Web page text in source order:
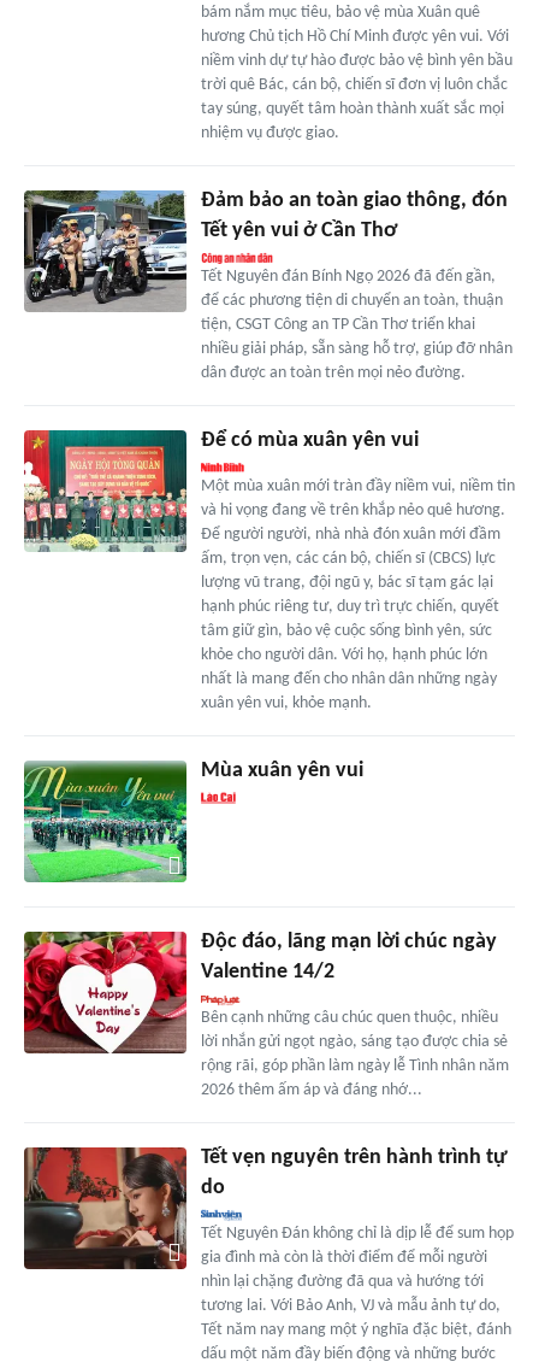
bám nắm mục tiêu, bảo vệ mùa Xuân quê
hương Chủ tịch Hồ Chí Minh được yên vui. Với
niềm vinh dự tự hào được bảo vệ bình yên bầu
trời quê Bác, cán bộ, chiến sĩ đơn vị luôn chắc
tay súng, quyết tâm hoàn thành xuất sắc mọi
nhiệm vụ được giao.
Đảm bảo an toàn giao thông, đón
Tết yên vui ở Cần Thơ
Tết Nguyên đán Bính Ngọ 2026 đã đến gần,
để các phương tiện di chuyển an toàn, thuận
tiện, CSGT Công an TP Cần Thơ triển khai
nhiều giải pháp, sẵn sàng hỗ trợ, giúp đỡ nhân
dân được an toàn trên mọi nẻo đường.
Để có mùa xuân yên vui
Một mùa xuân mới tràn đầy niềm vui, niềm tin
và hi vọng đang về trên khắp nẻo quê hương.
Để người người, nhà nhà đón xuân mới đầm
ấm, trọn vẹn, các cán bộ, chiến sĩ (CBCS) lực
lượng vũ trang, đội ngũ y, bác sĩ tạm gác lại
hạnh phúc riêng tư, duy trì trực chiến, quyết
tâm giữ gìn, bảo vệ cuộc sống bình yên, sức
khỏe cho người dân. Với họ, hạnh phúc lớn
nhất là mang đến cho nhân dân những ngày
xuân yên vui, khỏe mạnh.
Mùa xuân yên vui
Độc đáo, lãng mạn lời chúc ngày
Valentine 14/2
Bên cạnh những câu chúc quen thuộc, nhiều
lời nhắn gửi ngọt ngào, sáng tạo được chia sẻ
rộng rãi, góp phần làm ngày lễ Tình nhân năm
2026 thêm ấm áp và đáng nhớ...
Tết vẹn nguyên trên hành trình tự
do
Tết Nguyên Đán không chỉ là dịp lễ để sum họp
gia đình mà còn là thời điểm để mỗi người
nhìn lại chặng đường đã qua và hướng tới
tương lai. Với Bảo Anh, VJ và mẫu ảnh tự do,
Tết năm nay mang một ý nghĩa đặc biệt, đánh
dấu một năm đầy biến động và những bước